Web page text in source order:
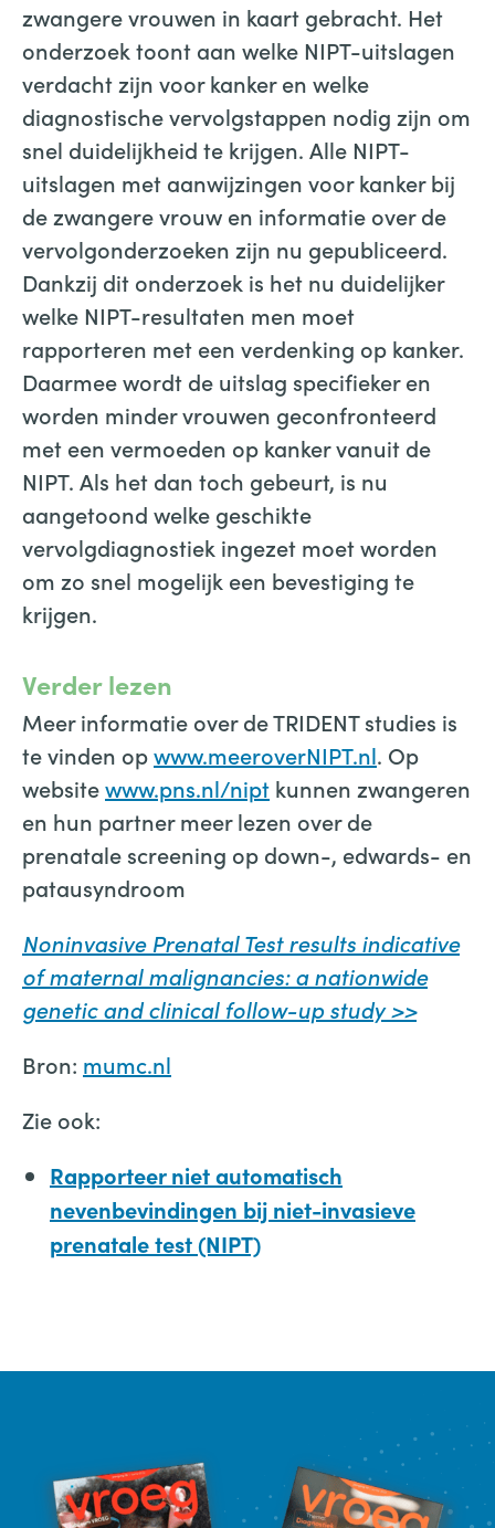
zwangere vrouwen in kaart gebracht. Het
onderzoek toont aan welke NIPT-uitslagen
verdacht zijn voor kanker en welke
diagnostische vervolgstappen nodig zijn om
snel duidelijkheid te krijgen. Alle NIPT-
uitslagen met aanwijzingen voor kanker bij
de zwangere vrouw en informatie over de
vervolgonderzoeken zijn nu gepubliceerd.
Dankzij dit onderzoek is het nu duidelijker
welke NIPT-resultaten men moet
rapporteren met een verdenking op kanker.
Daarmee wordt de uitslag specifieker en
worden minder vrouwen geconfronteerd
met een vermoeden op kanker vanuit de
NIPT. Als het dan toch gebeurt, is nu
aangetoond welke geschikte
vervolgdiagnostiek ingezet moet worden
om zo snel mogelijk een bevestiging te
krijgen.
Verder lezen
Meer informatie over de TRIDENT studies is
te vinden opwww.meeroverNIPT.nl. Op
websitewww.pns.nl/nipt kunnen zwangeren
en hun partner meer lezen over de
prenatale screening op down-, edwards- en
patausyndroom
Noninvasive Prenatal Test results indicative
of maternal malignancies: a nationwide
genetic and clinical follow-up study >>
Bron: mumc.nl
Zie ook:
Rapporteer niet automatisch
nevenbevindingen bij niet-invasieve
prenatale test (NIPT)